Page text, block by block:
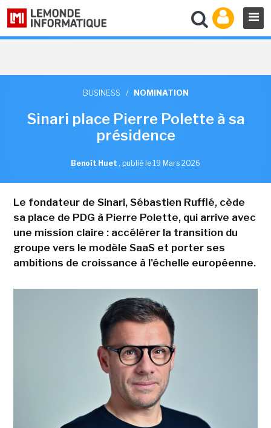
BUSINESS / NOMINATION
Sinari place Pierre Polette à sa
présidence
Benoît Huet , publié le 19 Mars 2026
Le fondateur de Sinari, Sébastien Rufflé, cède
sa place de PDG à Pierre Polette, qui arrive avec
une mission claire : accélérer la transition du
groupe vers le modèle SaaS et porter ses
ambitions de croissance à l'échelle européenne.